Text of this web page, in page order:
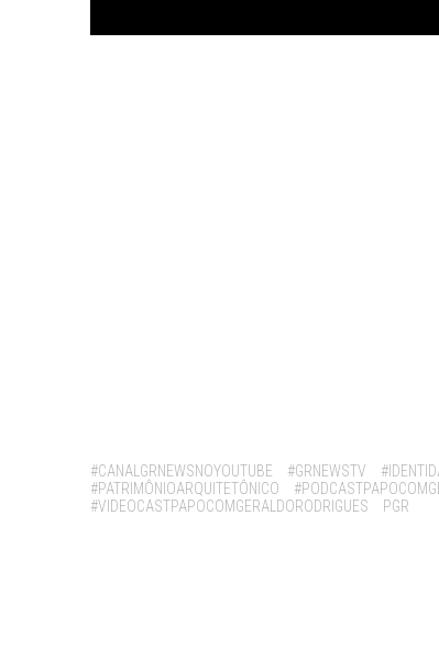
Tags:
#CANALGRNEWSNOYOUTUBE #GRNEWSTV
#PATRIMÔNIOARQUITETÔNICO
#VIDEOCASTPAPOCOMGERALDORODRIGUES
PGR